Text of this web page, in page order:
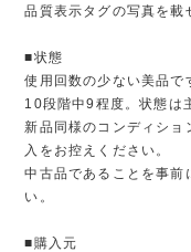
品質表示タグの写真を載
■状態
使用回数の少ない美品で
10段階中9程度。状態は
新品同様のコンディショ
入をお控えください。
中古品であることを事前
い。
■購入元